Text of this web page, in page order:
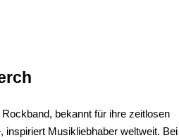
bekannt für ihre zeitlosen
inspiriert Musikliebhaber weltweit. Bei